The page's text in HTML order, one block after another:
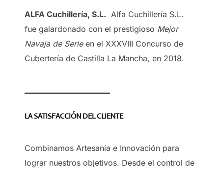
ALFA Cuchillería, S.L. Alfa Cuchillería S.L.
fue galardonado con el prestigioso Mejor
Navaja de Serieen el XXXVIII Concurso de
Cubertería de Castilla La Mancha, en 2018.
LA SATISFACCIÓN DEL CLIENTE
Combinamos Artesanía e Innovación para
lograr nuestros objetivos. Desde el control de